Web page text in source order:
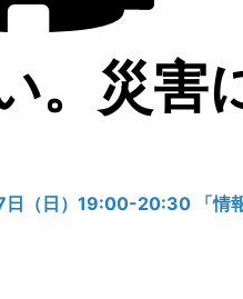
。災害
日（日）19:00-20:30 「情